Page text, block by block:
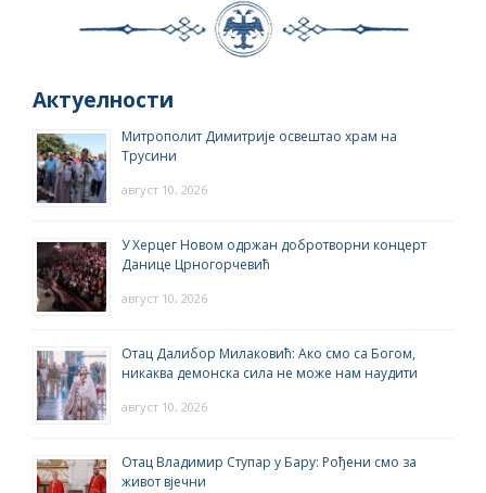
Актуелности
Митрополит Димитрије освештао храм на
Трусини
август 10, 2026
У Херцег Новом одржан добротворни концерт
Данице Црногорчевић
август 10, 2026
Отац Далибор Милаковић: Ако смо са Богом,
никаква демонска сила не може нам наудити
август 10, 2026
Отац Владимир Ступар у Бару: Рођени смо за
живот вјечни